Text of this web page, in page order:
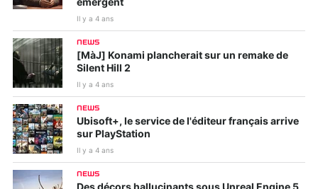
émergent
Il y a 4 ans
NEWS
[MàJ] Konami plancherait sur un remake de
Silent Hill 2
Il y a 4 ans
NEWS
Ubisoft+, le service de l'éditeur français arrive
sur PlayStation
Il y a 4 ans
NEWS